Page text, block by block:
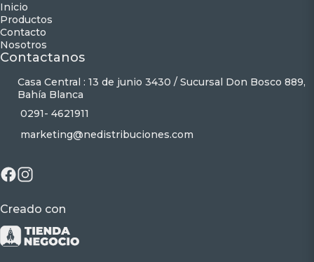
Inicio
Productos
Contacto
Nosotros
Contactanos
Casa Central : 13 de junio 3430 / Sucursal Don Bosco 889,
Bahía Blanca
0291- 4621911
marketing@nedistribuciones.com
Creado con